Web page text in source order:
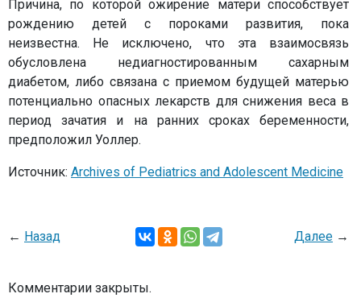
Причина, по которой ожирение матери способствует
рождению детей с пороками развития, пока
неизвестна. Не исключено, что эта взаимосвязь
обусловлена недиагностированным сахарным
диабетом, либо связана с приемом будущей матерью
потенциально опасных лекарств для снижения веса в
период зачатия и на ранних сроках беременности,
предположил Уоллер.
Источник: Archives of Pediatrics and Adolescent Medicine
← Назад Далее →
Комментарии закрыты.